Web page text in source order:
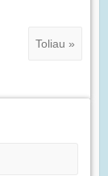
Toliau »